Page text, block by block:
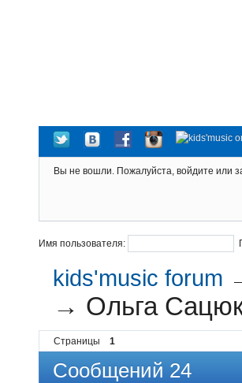
Вы не вошли. Пожалуйста, войдите или
Имя пользователя:
kids'music forum
→ Ольга
Страницы 1
Сообщений 24